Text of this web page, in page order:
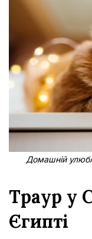
Домашній
Траур у
Єгипті